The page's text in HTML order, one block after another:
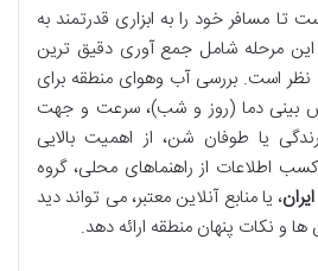
تا مسافر خود را به ابزاری قدرتمند به
این مرحله شامل جمع آوری دقیق ترین
نظر است. بررسی آب وهوای منطقه برای
بینی دما (روز و شب)، سرعت و جهت
یا طوفان شن، از اهمیت بالایی
اطلاعات از راهنماهای محلی، گروه
، یا منابع آنلاین معتبر، می تواند دید
و نکات پنهان منطقه ارائه دهد.